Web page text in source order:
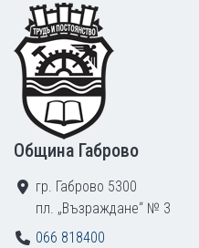
Footer
Община Габрово
гр. Габрово 5300
пл. „Възраждане“ № 3
066 818400